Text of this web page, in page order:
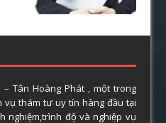
Tân Hoàng Phát , một trong
vụ thám tư uy tín hàng đầu tại
nghiệm,trình độ và nghiệp vụ